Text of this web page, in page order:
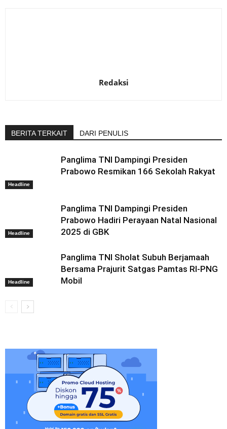
Redaksi
BERITA TERKAIT DARI PENULIS
Headline
Panglima TNI Dampingi Presiden
Prabowo Resmikan 166 Sekolah Rakyat
Headline
Panglima TNI Dampingi Presiden
Prabowo Hadiri Perayaan Natal Nasional
2025 di GBK
Headline
Panglima TNI Sholat Subuh Berjamaah
Bersama Prajurit Satgas Pamtas RI-PNG
Mobil